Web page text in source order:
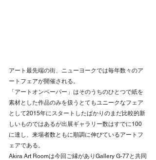
アート最先端の街、ニューヨークでは毎年数々のア
ートフェアが開催される。
「アートオンペーパー」はそのうちのひとつで紙を
素材とした作品のみを扱うとてもユニークなフェア
として2015年にスタートしたばかりのまだ比較的新
しいものではあるが出展ギャラリー数はすでに100
に達し、来場者数ともに順調に伸びているアートフ
ェアである。
Akira Art Roomは今回ご縁がありGallery G-77と共同